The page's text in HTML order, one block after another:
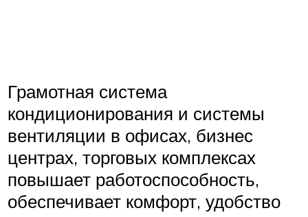
Грамотная система
кондиционирования и системы
вентиляции в офисах, бизнес
центрах, торговых комплексах
повышает работоспособность,
обеспечивает комфорт, удобство